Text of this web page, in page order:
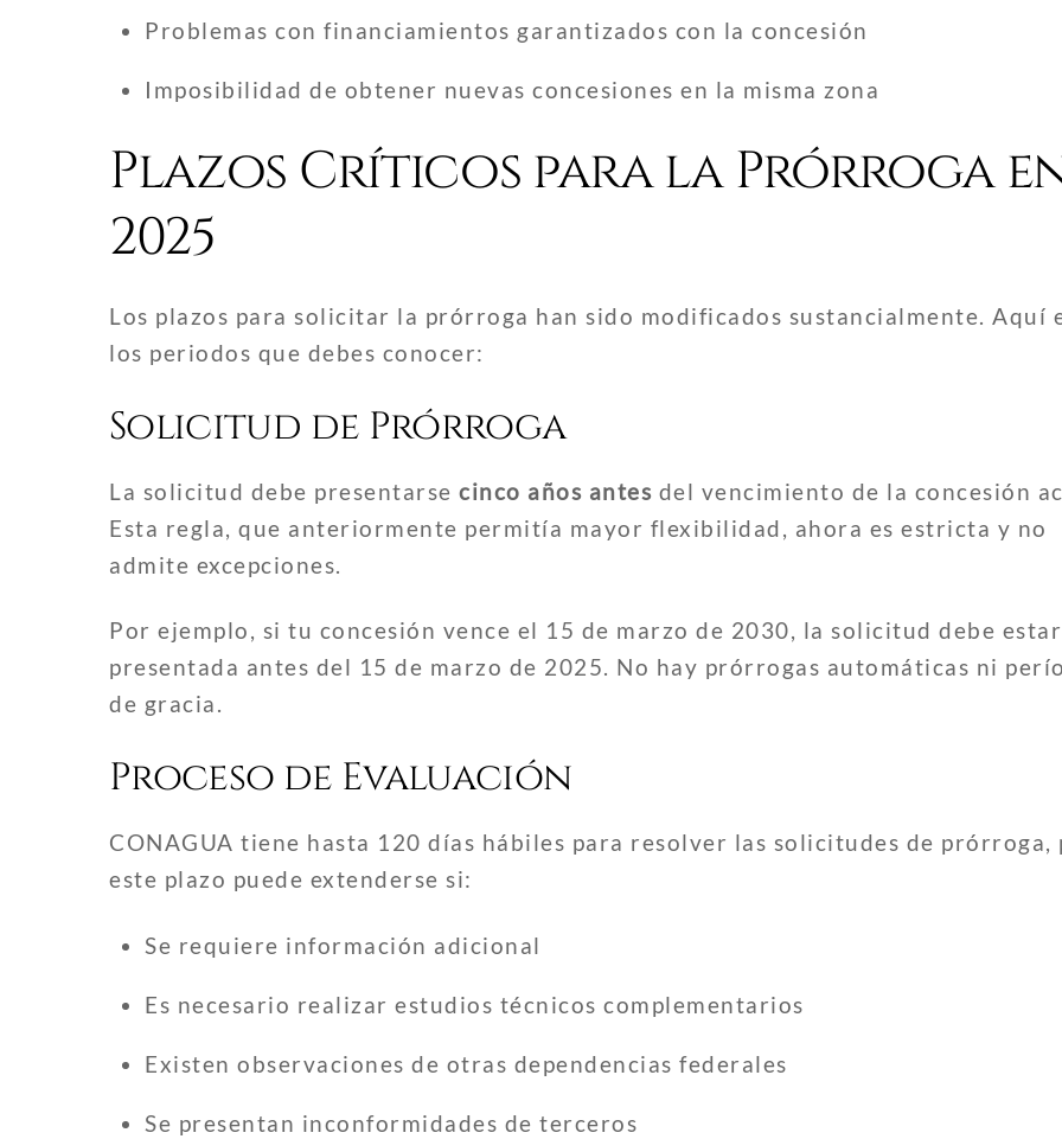
Problemas con financiamientos garantizados con la concesión
Imposibilidad de obtener nuevas concesiones en la misma zona
Plazos Críticos para la Prórroga
2025
Los plazos para solicitar la prórroga han sido modificados sustancialmente. Aquí
los periodos que debes conocer:
Solicitud de Prórroga
La solicitud debe presentarse cinco años antes del vencimiento de la concesión
Esta regla, que anteriormente permitía mayor flexibilidad, ahora es estricta y no
admite excepciones.
Por ejemplo, si tu concesión vence el 15 de marzo de 2030, la solicitud debe estar
presentada antes del 15 de marzo de 2025. No hay prórrogas automáticas ni
de gracia.
Proceso de Evaluación
CONAGUA tiene hasta 120 días hábiles para resolver las solicitudes de prórroga,
este plazo puede extenderse si:
Se requiere información adicional
Es necesario realizar estudios técnicos complementarios
Existen observaciones de otras dependencias federales
Se presentan inconformidades de terceros